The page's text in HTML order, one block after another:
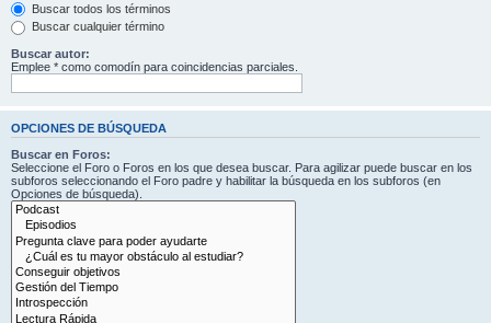
Buscar todos los términos
Buscar cualquier término
Buscar autor:
Emplee * como comodín para coincidencias parciales.
OPCIONES DE BÚSQUEDA
Buscar en Foros:
Seleccione el Foro o Foros en los que desea buscar. Para agilizar puede buscar en los
subforos seleccionando el Foro padre y habilitar la búsqueda en los subforos (en
Opciones de búsqueda).